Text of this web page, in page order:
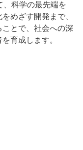
、科学の最先端を
めざす開発まで、
とで、社会への深
育成します。